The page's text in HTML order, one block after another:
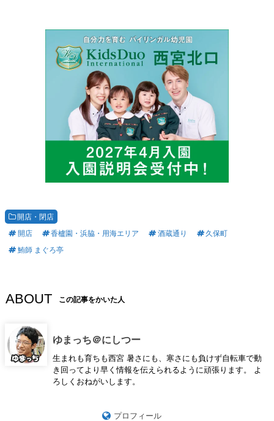
開店・閉店
開店
香櫨園・浜脇・用海エリア 酒蔵通り
久保町
鮪師 まぐろ亭
ABOUT この記事をかいた人
ゆまっち＠にしつー
生まれも育ちも西宮 暑さにも、寒さにも負けず自転車で動
き回ってより早く情報を伝えられるように頑張ります。 よ
ろしくおねがいします。
プロフィール